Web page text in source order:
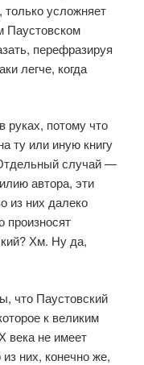
усложняет
Паустовском
перефразируя
легче, когда
руках, потому что
ту или иную книгу
случай —
автора, эти
из них далеко
Хм. Ну да,
что Паустовский
к великим
века не имеет
них, конечно же,